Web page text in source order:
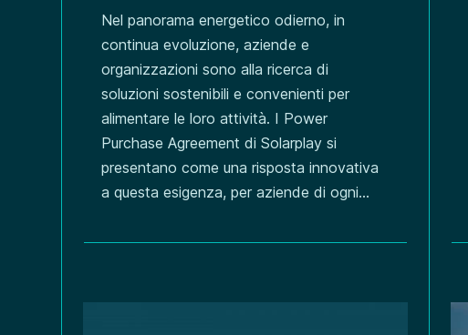
Nel panorama energetico odierno, in
continua evoluzione, aziende e
organizzazioni sono alla ricerca di
soluzioni sostenibili e convenienti per
alimentare le loro attività. I Power
Purchase Agreement di Solarplay si
presentano come una risposta innovativa
a questa esigenza, per aziende di ogni...